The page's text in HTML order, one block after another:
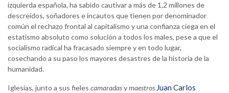
izquierda española, ha sabido cautivar a más de 1,2 millones de
descreídos, soñadores e incautos que tienen por denominador
común el rechazo frontal al capitalismo y una confianza ciega en el
estatismo absoluto como solución a todos los males, pese a que el
socialismo radical ha fracasado siempre y en todo lugar,
cosechando a su paso los mayores desastres de la historia de la
humanidad.
Iglesias, junto a sus fieles camaradasymaestros Juan Carlos